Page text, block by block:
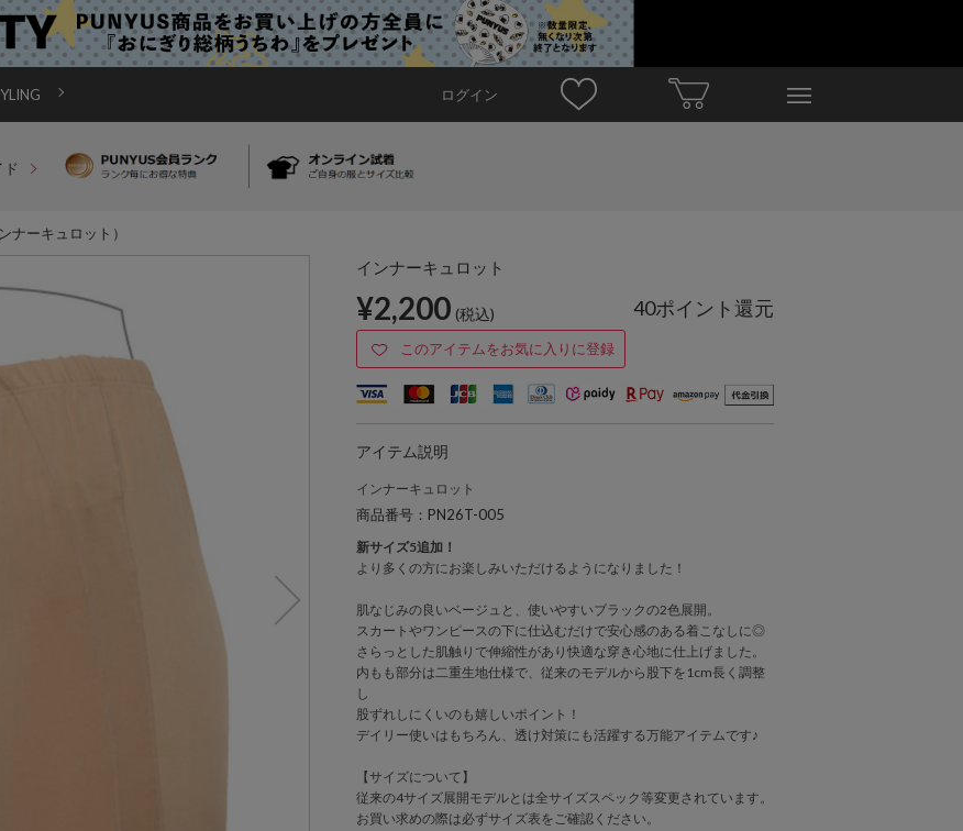
ログイン
ド
ナーキュロット）
インナーキュロット
¥2,200 (税込) 40ポイント還元
このアイテムをお気に入りに登録
アイテム説明
インナーキュロット
商品番号：PN26T-005
新サイズ5追加！
より多くの方にお楽しみいただけるようになりました！
肌なじみの良いベージュと、使いやすいブラックの2色展開。
スカートやワンピースの下に仕込むだけで安心感のある着こなしに◎
さらっとした肌触りで伸縮性があり快適な穿き心地に仕上げました。
内もも部分は二重生地仕様で、従来のモデルから股下を1cm長く調整
し
股ずれしにくいのも嬉しいポイント！
デイリー使いはもちろん、透け対策にも活躍する万能アイテムです♪
【サイズについて】
従来の4サイズ展開モデルとは全サイズスペック等変更されています。
お買い求めの際は必ずサイズ表をご確認ください。